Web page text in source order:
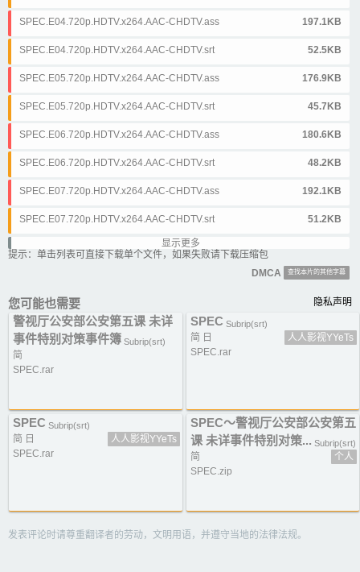
SPEC.E04.720p.HDTV.x264.AAC-CHDTV.ass 197.1KB
SPEC.E04.720p.HDTV.x264.AAC-CHDTV.srt 52.5KB
SPEC.E05.720p.HDTV.x264.AAC-CHDTV.ass 176.9KB
SPEC.E05.720p.HDTV.x264.AAC-CHDTV.srt 45.7KB
SPEC.E06.720p.HDTV.x264.AAC-CHDTV.ass 180.6KB
SPEC.E06.720p.HDTV.x264.AAC-CHDTV.srt 48.2KB
SPEC.E07.720p.HDTV.x264.AAC-CHDTV.ass 192.1KB
SPEC.E07.720p.HDTV.x264.AAC-CHDTV.srt 51.2KB
SPEC.E08.720p.HDTV.x264.AAC-CHDTV.ass
38.9KB
SPEC E09.720p.HDTV.x264.AAC-CHDTV.ass 178.4KB
SPEC E09.720p.HDTV.x264.AAC-CHDTV.srt 46.3KB
SPEC.E10.720p.HDTV.x264.AAC-CHDTV.ass
显示更多
提示：单击列表可直接下载单个文件，如果失败请下载压缩包
DMCA
查找本片的其他字幕
您可能也需要 隐私声明
警视厅公安部公安第五课 未详
事件特别对策事件簿 Subrip(srt)
简
SPEC.rar
SPEC Subrip(srt)
简 日
人人影视YYeTs
SPEC.rar
SPEC Subrip(srt)
简 日
人人影视YYeTs
SPEC.rar
SPEC～警视厅公安部公安第五
课 未详事件特别对策... Subrip(srt)
简
个人
SPEC.zip
发表评论时请尊重翻译者的劳动，文明用语，并遵守当地的法律法规。